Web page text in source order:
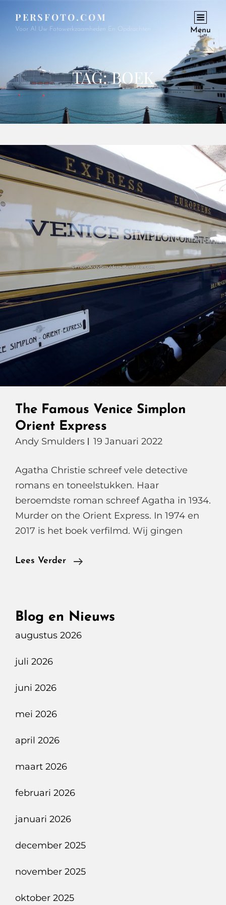
PERSFOTO.COM
Voor Al Uw Fotowerkzaamheden En Opdrachten Menu
TAG:BOEK
The Famous Venice Simplon
Orient Express
Andy Smulders 19 Januari 2022
Agatha Christie schreef vele detective
romans en toneelstukken. Haar
beroemdste roman schreef Agatha in 1934.
Murder on the Orient Express. In 1974 en
2017 is het boek verfilmd. Wij gingen
Lees Verder
The
Orient
Blog en Nieuws
augustus 2026
juli 2026
juni 2026
mei 2026
april 2026
maart 2026
februari 2026
januari 2026
december 2025
november 2025
oktober 2025